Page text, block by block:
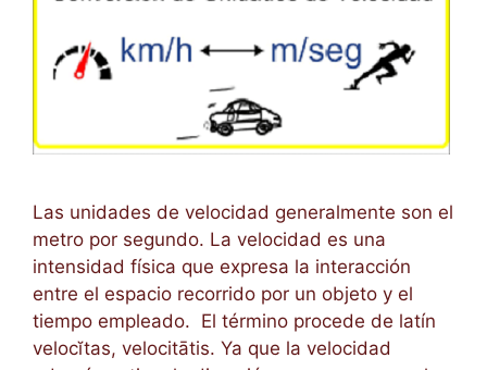
Las unidades de velocidad generalmente son el
metro por segundo. La velocidad es una
intensidad física que expresa la interacción
entre el espacio recorrido por un objeto y el
tiempo empleado. El término procede de latín
velocĭtas, velocitātis. Ya que la velocidad